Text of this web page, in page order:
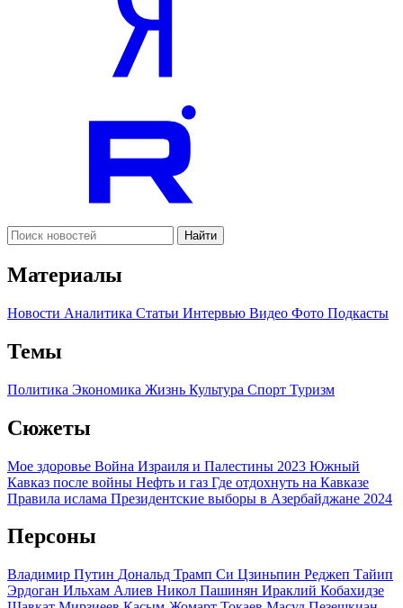
Найти
Материалы
Новости Аналитика Статьи Интервью Видео Фото Подкасты
Темы
Политика Экономика Жизнь Культура Спорт Туризм
Сюжеты
Мое здоровье Война Израиля и Палестины 2023 Южный
Кавказ после войны Нефть и газ Где отдохнуть на Кавказе
Правила ислама Президентские выборы в Азербайджане 2024
Персоны
Владимир Путин Дональд Трамп Си Цзиньпин Реджеп Тайип
Эрдоган Ильхам Алиев Никол Пашинян Ираклий Кобахидзе